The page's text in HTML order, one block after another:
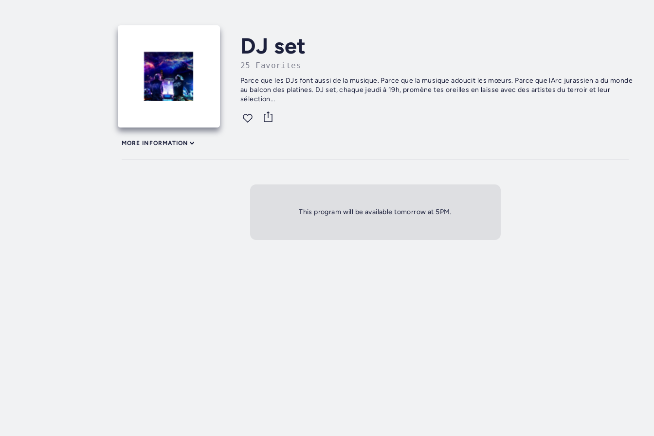
DJ set
25 Favorites
Parce que les DJs font aussi de la musique. Parce que la musique adoucit les mœurs. Parce que lArc jurassien a du monde
au balcon des platines. DJ set, chaque jeudi à 19h, promène tes oreilles en laisse avec des artistes du terroir et leur
sélection...
MORE INFORMATION
This program will be available tomorrow at 5PM.